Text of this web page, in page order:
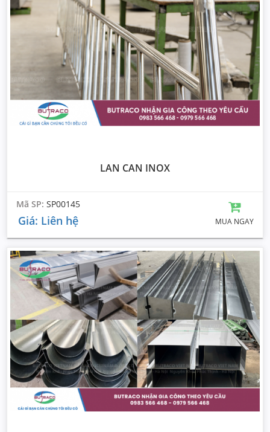
LAN CAN INOX
Mã SP:SP00145
Giá: Liên hệ MUA NGAY